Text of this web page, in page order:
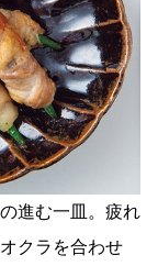
進む一皿。疲れ
クラを合わせ